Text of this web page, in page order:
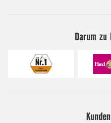
Darum zu